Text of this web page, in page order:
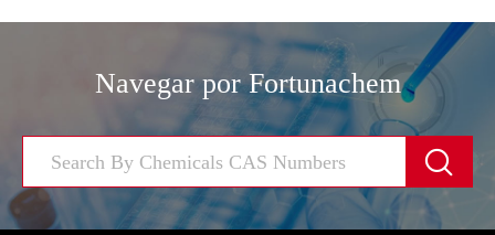
Navegar por Fortunachem
